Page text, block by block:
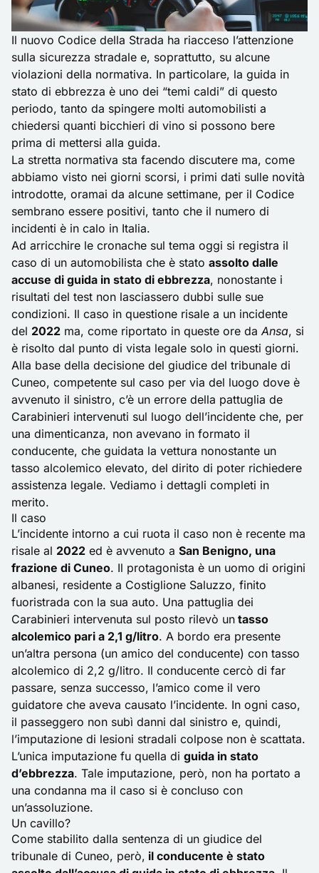
Il nuovo Codice della Strada ha riacceso l’attenzione
sulla sicurezza stradale e, soprattutto, su alcune
violazioni della normativa. In particolare, la guida in
stato di ebbrezza è uno dei “temi caldi” di questo
periodo, tanto da spingere molti automobilisti a
chiedersi quanti bicchieri di vino si possono bere
prima di mettersi alla guida.
La stretta normativa sta facendo discutere ma, come
abbiamo visto nei giorni scorsi, i primi dati sulle novità
introdotte, oramai da alcune settimane, per il Codice
sembrano essere positivi, tanto che il numero di
incidenti è in calo in Italia.
Ad arricchire le cronache sul tema oggi si registra il
caso di un automobilista che è stato assolto dalle
accuse di guida in stato di ebbrezza, nonostante i
risultati del test non lasciassero dubbi sulle sue
condizioni. Il caso in questione risale a un incidente
del 2022 ma, come riportato in queste ore da Ansa, si
è risolto dal punto di vista legale solo in questi giorni.
Alla base della decisione del giudice del tribunale di
Cuneo, competente sul caso per via del luogo dove è
avvenuto il sinistro, c’è un errore della pattuglia de
Carabinieri intervenuti sul luogo dell’incidente che, per
una dimenticanza, non avevano in formato il
conducente, che guidata la vettura nonostante un
tasso alcolemico elevato, del dirito di poter richiedere
assistenza legale. Vediamo i dettagli completi in
merito.
Il caso
L’incidente intorno a cui ruota il caso non è recente ma
risale al 2022 ed è avvenuto a San Benigno, una
frazione di Cuneo. Il protagonista è un uomo di origini
albanesi, residente a Costiglione Saluzzo, finito
fuoristrada con la sua auto. Una pattuglia dei
Carabinieri intervenuta sul posto rilevò un tasso
alcolemico pari a 2,1 g/litro. A bordo era presente
un’altra persona (un amico del conducente) con tasso
alcolemico di 2,2 g/litro. Il conducente cercò di far
passare, senza successo, l’amico come il vero
guidatore che aveva causato l’incidente. In ogni caso,
il passeggero non subì danni dal sinistro e, quindi,
l’imputazione di lesioni stradali colpose non è scattata.
L’unica imputazione fu quella di guida in stato
d’ebbrezza. Tale imputazione, però, non ha portato a
una condanna ma il caso si è concluso con
un’assoluzione.
Un cavillo?
Come stabilito dalla sentenza di un giudice del
tribunale di Cuneo, però, il conducente è stato